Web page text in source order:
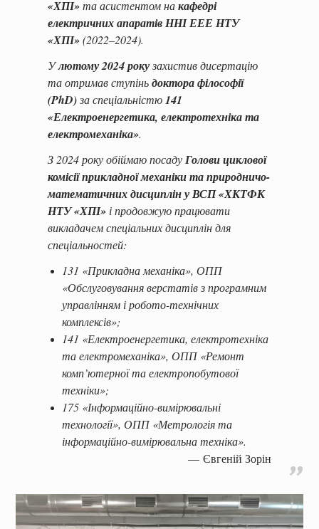
«ХПІ»та асистентом накафедрі
електричних апаратів ННІ ЕЕЕ НТУ
«ХПІ»(2022–2024).
Улютому 2024 рокузахистив дисертацію
та отримав ступіньдоктора філософії
(PhD)за спеціальністю141
«Електроенергетика, електротехніка та
електромеханіка».
З 2024 року обіймаю посадуГолови циклової
комісії прикладної механіки та природничо-
математичних дисциплін у ВСП «ХКТФК
НТУ «ХПІ»і продовжую працювати
викладачем спеціальних дисциплін для
спеціальностей:
131 «Прикладна механіка», ОПП
«Обслуговування верстатів з програмним
управлінням і робото-технічних
комплексів»;
141 «Електроенергетика, електротехніка
та електромеханіка», ОПП «Ремонт
комп’ютерної та електропобутової
техніки»;
175 «Інформаційно-вимірювальні
технології», ОПП «Метрологія та
інформаційно-вимірювальна техніка».
Євгеній Зорін